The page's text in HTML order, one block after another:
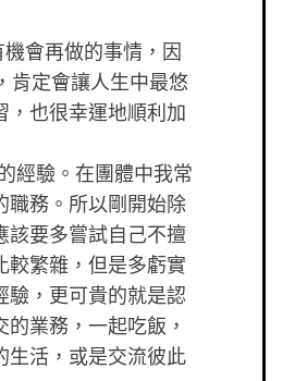
會再做的事情，因
肯定會讓人生中最悠
，也很幸運地順利加
經驗。在團體中我常
職務。所以剛開始除
該要多嘗試自己不擅
較繁雜，但是多虧實
驗，更可貴的就是認
業務，一起吃飯，
生活，或是交流彼此